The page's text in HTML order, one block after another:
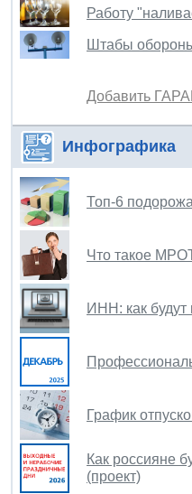
Работу
Штабы
Добавить
Инфографика
Топ-6
Что такое
ИНН: как будут
График
Как россияне
(проект)